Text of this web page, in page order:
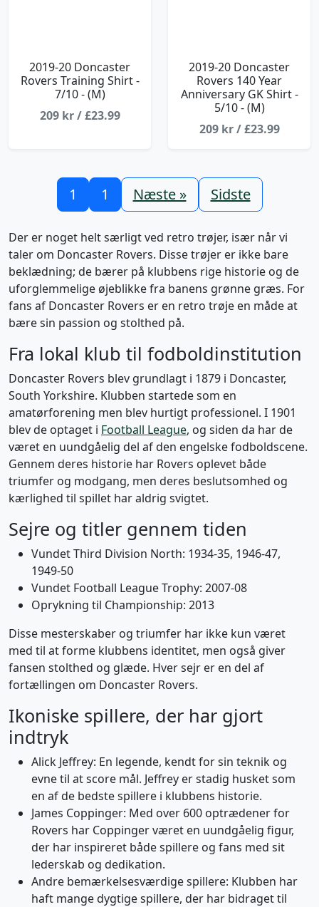
2019-20 Doncaster
Rovers Training Shirt -
7/10 - (M)
209 kr / £23.99
2019-20 Doncaster
Rovers 140 Year
Anniversary GK Shirt -
5/10 - (M)
209 kr / £23.99
1 1 Næste » Sidste
Der er noget helt særligt ved retro trøjer, især når vi
taler om Doncaster Rovers. Disse trøjer er ikke bare
beklædning; de bærer på klubbens rige historie og de
uforglemmelige øjeblikke fra banens grønne græs. For
fans af Doncaster Rovers er en retro trøje en måde at
bære sin passion og stolthed på.
Fra lokal klub til fodboldinstitution
Doncaster Rovers blev grundlagt i 1879 i Doncaster,
South Yorkshire. Klubben startede som en
amatørforening men blev hurtigt professionel. I 1901
blev de optaget i Football League, og siden da har de
været en uundgåelig del af den engelske fodboldscene.
Gennem deres historie har Rovers oplevet både
triumfer og modgang, men deres beslutsomhed og
kærlighed til spillet har aldrig svigtet.
Sejre og titler gennem tiden
Vundet Third Division North: 1934-35, 1946-47,
1949-50
Vundet Football League Trophy: 2007-08
Oprykning til Championship: 2013
Disse mesterskaber og triumfer har ikke kun været
med til at forme klubbens identitet, men også giver
fansen stolthed og glæde. Hver sejr er en del af
fortællingen om Doncaster Rovers.
Ikoniske spillere, der har gjort
indtryk
Alick Jeffrey: En legende, kendt for sin teknik og
evne til at score mål. Jeffrey er stadig husket som
en af de bedste spillere i klubbens historie.
James Coppinger: Med over 600 optrædener for
Rovers har Coppinger været en uundgåelig figur,
der har inspireret både spillere og fans med sit
lederskab og dedikation.
Andre bemærkelsesværdige spillere: Klubben har
haft mange dygtige spillere, der har bidraget til